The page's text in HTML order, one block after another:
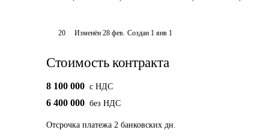
20 Изменён28 фев. Создан 1 янв 1
Стоимость контракта
8 100 000 c НДС
6 400 000 без НДС
Отсрочка платежа 2 банковских дн.